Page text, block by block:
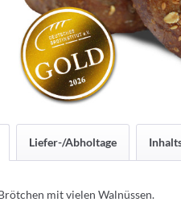
Liefer-/Abholtage
mit vielen Walnüssen.